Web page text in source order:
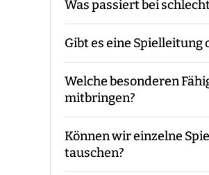
Der Guide kommt mit
die Gruppeneinteilung.
Während des Events
Ende macht der Guide
Was passiert bei
Das Event findet
Unwetterwarnung.
Gibt es eine Spielleitung
Bei unserer Bauern-
Euch vor Ort.
Welche besonderen
mitbringen?
Es sind keine speziellen
konzipiert, dass sie für
Können wir einzelne
tauschen?